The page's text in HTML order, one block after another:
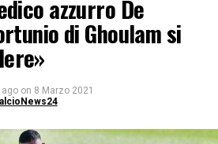
azzurro De
di Ghoulam si
ago on 8 Marzo 2021